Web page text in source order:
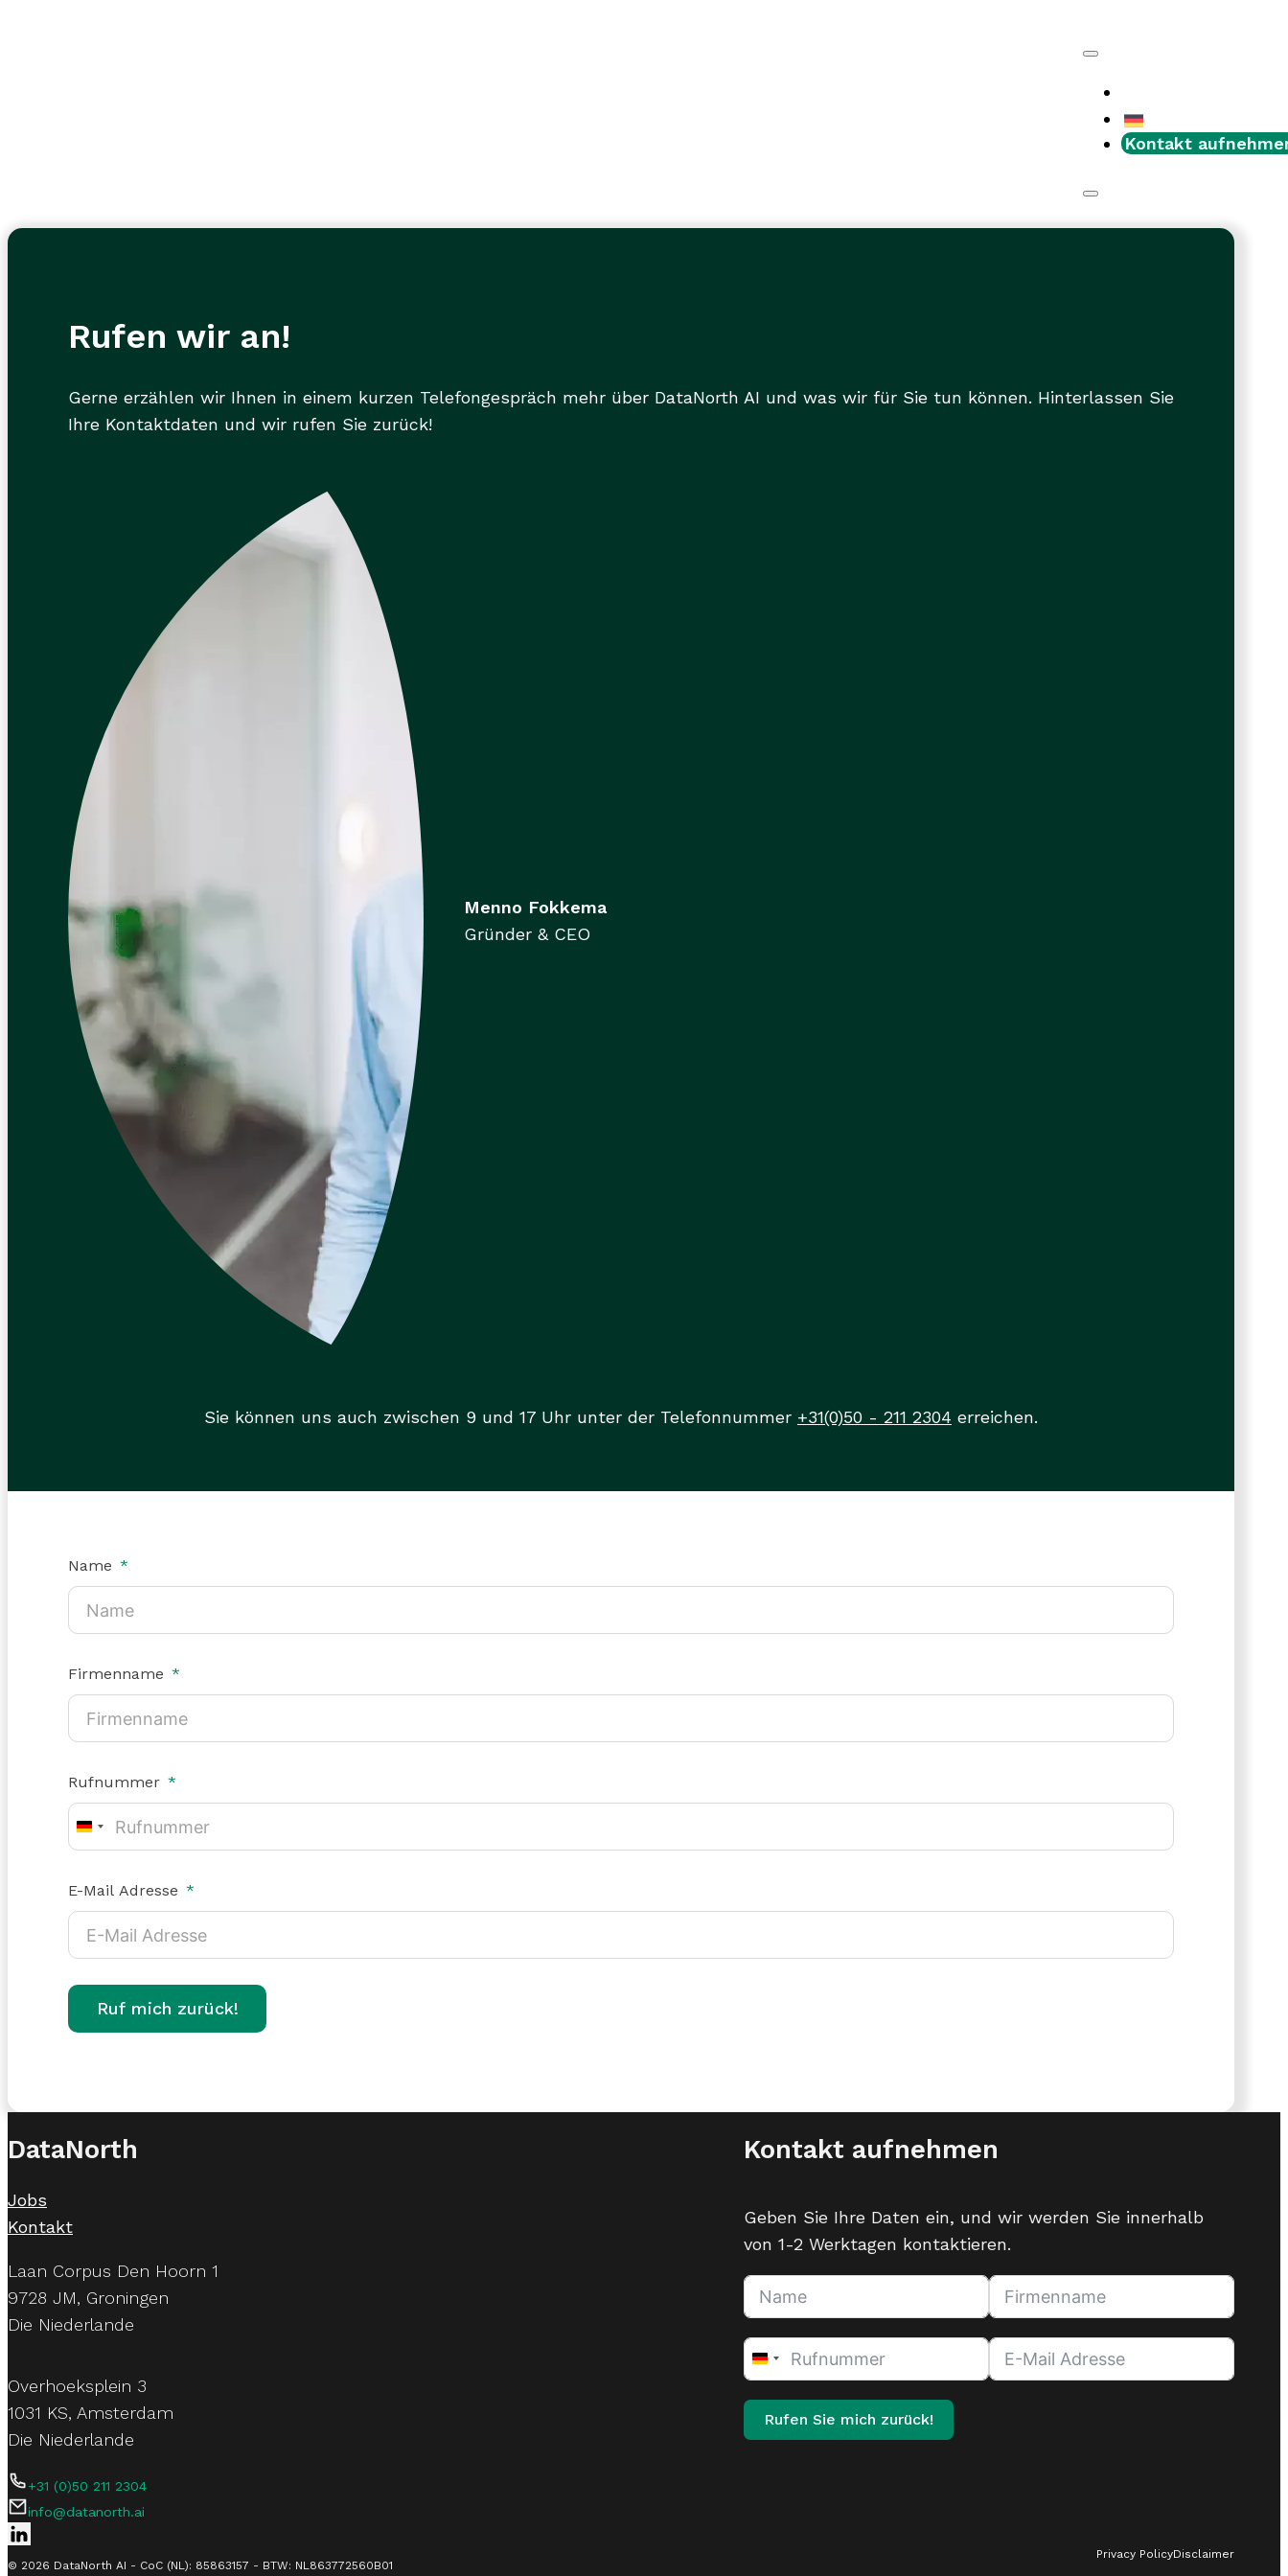
Kontakt
Rufen wir an!
Gerne erzählen wir Ihnen in einem kurzen Telefongespräch mehr über DataNorth AI und was wir für Sie tun können. Hinterlassen Sie
Ihre Kontaktdaten und wir rufen Sie zurück!
Menno Fokkema
Gründer & CEO
Sie können uns auch zwischen 9 und 17 Uhr unter der Telefonnummer +31(0)50 - 211 2304 erreichen.
Name
Firmenname
Rufnummer
Germany
E-Mail Adresse
Ruf mich zurück!
DataNorth
Jobs
Kontakt
Laan Corpus Den Hoorn 1
9728 JM, Groningen
Die Niederlande
Overhoeksplein 3
1031 KS, Amsterdam
Die Niederlande
+31 (0)50 211 2304
info@datanorth.ai
Follow us on LinkedIn
Kontakt aufnehmen
Geben Sie Ihre Daten ein, und wir werden Sie innerhalb
von 1-2 Werktagen kontaktieren.
Germany
Rufen Sie mich zurück!
© 2026 DataNorth AI - CoC (NL): 85863157 - BTW: NL863772560B01
Privacy PolicyDisclaimer